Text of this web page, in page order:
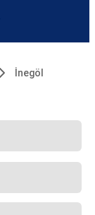
İnegöl